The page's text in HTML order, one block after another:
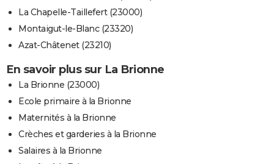
La Chapelle-Taillefert (23000)
Montaigut-le-Blanc (23320)
Azat-Châtenet (23210)
En savoir plus sur La Brionne
La Brionne (23000)
Ecole primaire à la Brionne
Maternités à la Brionne
Crèches et garderies à la Brionne
Salaires à la Brionne